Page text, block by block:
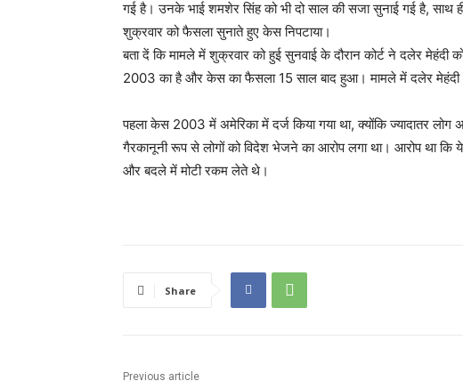
गई है। उनके भाई शमशेर सिंह को भी दो साल की सजा सुनाई गई है, साथ ही
शुक्रवार को फैसला सुनाते हुए केस निपटाया।
बता दें कि मामले में शुक्रवार को हुई सुनवाई के दौरान कोर्ट ने दलेर मेहंदी
2003 का है और केस का फैसला 15 साल बाद हुआ। मामले में दलेर
पहला केस 2003 में अमेरिका में दर्ज किया गया था, क्योंकि ज्यादातर
गैरकानूनी रूप से लोगों को विदेश भेजने का आरोप लगा था। आरोप था कि
और बदले में मोटी रकम लेते थे।
Share
Previous article